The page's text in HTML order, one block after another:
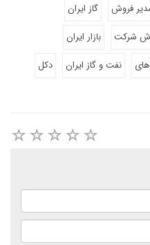
فروش
گاز ایران
شرکت
بازار ایران
نفت و گاز ایران دکل